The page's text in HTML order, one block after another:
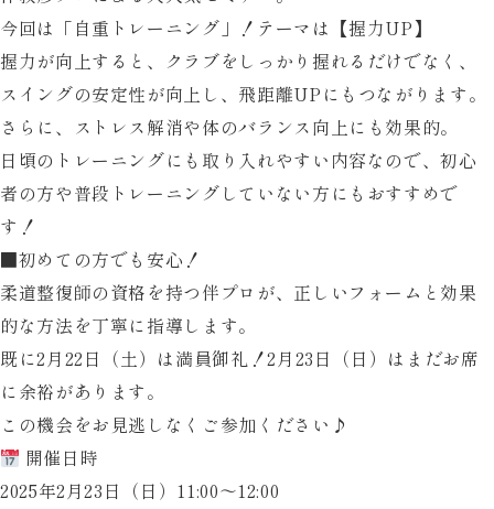
今回は「自重トレーニング」！テーマは【握力UP】
握力が向上すると、クラブをしっかり握れるだけでなく、
スイングの安定性が向上し、飛距離UPにもつながります。
さらに、ストレス解消や体のバランス向上にも効果的。
日頃のトレーニングにも取り入れやすい内容なので、初心
者の方や普段トレーニングしていない方にもおすすめで
す！
■初めての方でも安心！
柔道整復師の資格を持つ伴プロが、正しいフォームと効果
的な方法を丁寧に指導します。
既に2月22日（土）は満員御礼！2月23日（日）はまだお席
に余裕があります。
この機会をお見逃しなくご参加ください♪
開催日時
2025年2月23日（日）11:00～12:00